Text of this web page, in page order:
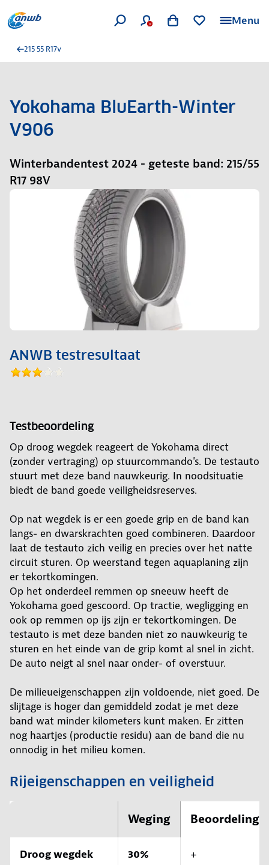
Menu
215 55 R17v
Yokohama BluEarth-Winter
V906
Winterbandentest 2024 - geteste band: 215/55
R17 98V
ANWB testresultaat
Testbeoordeling
Op droog wegdek reageert de Yokohama direct
(zonder vertraging) op stuurcommando's. De testauto
stuurt met deze band nauwkeurig. In noodsituatie
biedt de band goede veiligheidsreserves.
Op nat wegdek is er een goede grip en de band kan
langs- en dwarskrachten goed combineren. Daardoor
laat de testauto zich veilig en precies over het natte
circuit sturen. Op weerstand tegen aquaplaning zijn
er tekortkomingen.
Op het onderdeel remmen op sneeuw heeft de
Yokohama goed gescoord. Op tractie, wegligging en
ook op remmen op ijs zijn er tekortkomingen. De
testauto is met deze banden niet zo nauwkeurig te
sturen en het einde van de grip komt al snel in zicht.
De auto neigt al snel naar onder- of overstuur.
De milieueigenschappen zijn voldoende, niet goed. De
slijtage is hoger dan gemiddeld zodat je met deze
band wat minder kilometers kunt maken. Er zitten
nog haartjes (productie residu) aan de band die nu
onnodig in het milieu komen.
Rijeigenschappen en veiligheid
Weging Beoordeling
Droog wegdek 30% +